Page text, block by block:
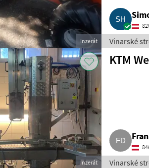
Inzerát Vinarské
Inzerát
KTM
Vinarské